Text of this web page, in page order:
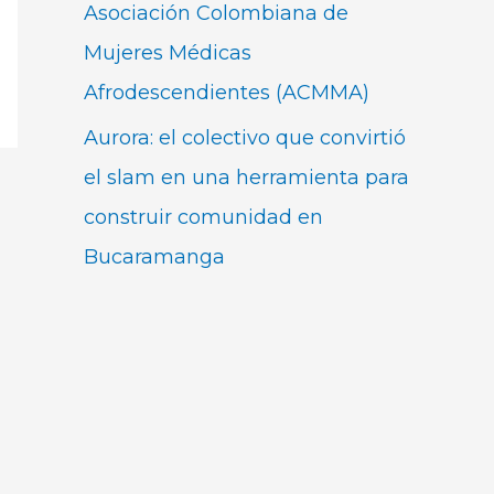
Asociación Colombiana de
Mujeres Médicas
Afrodescendientes (ACMMA)
Aurora: el colectivo que convirtió
el slam en una herramienta para
construir comunidad en
Bucaramanga